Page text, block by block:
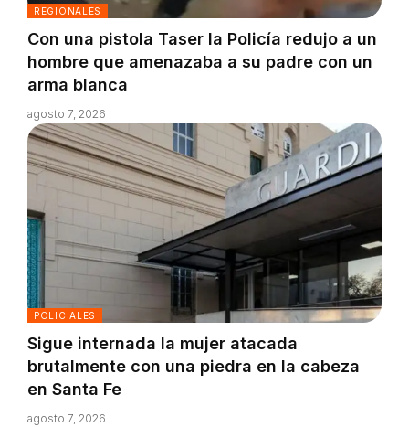
REGIONALES
Con una pistola Taser la Policía redujo a un
hombre que amenazaba a su padre con un
arma blanca
agosto 7, 2026
POLICIALES
Sigue internada la mujer atacada
brutalmente con una piedra en la cabeza
en Santa Fe
agosto 7, 2026